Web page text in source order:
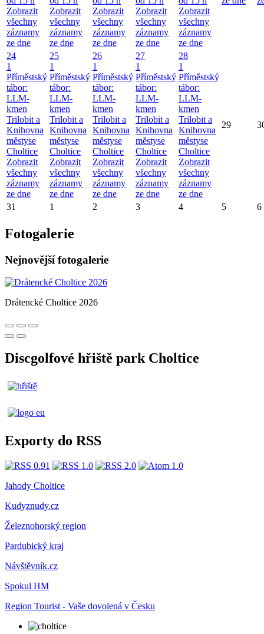
Zobrazit
všechny
záznamy
ze dne
Zobrazit
všechny
záznamy
ze dne
Zobrazit
všechny
záznamy
ze dne
Zobrazit
všechny
záznamy
ze dne
Zobrazit
všechny
záznamy
ze dne
24
1
Příměstský
tábor:
LLM-
kmen
Trilobit a
Knihovna
městyse
Choltice
Zobrazit
všechny
záznamy
ze dne
25
1
Příměstský
tábor:
LLM-
kmen
Trilobit a
Knihovna
městyse
Choltice
Zobrazit
všechny
záznamy
ze dne
26
1
Příměstský
tábor:
LLM-
kmen
Trilobit a
Knihovna
městyse
Choltice
Zobrazit
všechny
záznamy
ze dne
27
1
Příměstský
tábor:
LLM-
kmen
Trilobit a
Knihovna
městyse
Choltice
Zobrazit
všechny
záznamy
ze dne
28
1
Příměstský
tábor:
LLM-
kmen
Trilobit a
Knihovna
městyse
Choltice
Zobrazit
všechny
záznamy
ze dne
29
31 1 2 3 4 5 6
Fotogalerie
Nejnovější fotogalerie
Drátencké Choltice 2026
Discgolfové hřiště park Choltice
Exporty do RSS
Jahody Choltice
Kudyznudy.cz
Železnohorský region
Pardubický kraj
Návštěvník.cz
Spokul HM
Region Tourist - Vaše dovolená v Česku